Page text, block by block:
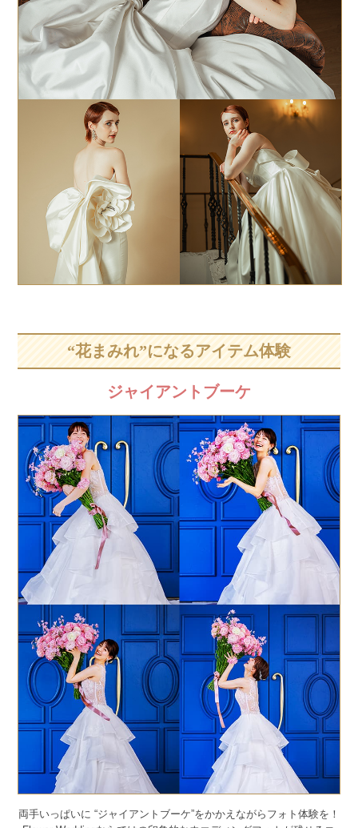
“花まみれ”になるアイテム体験
ジャイアントブーケ
両手いっぱいに “ジャイアントブーケ”をかかえながらフォト体験を！